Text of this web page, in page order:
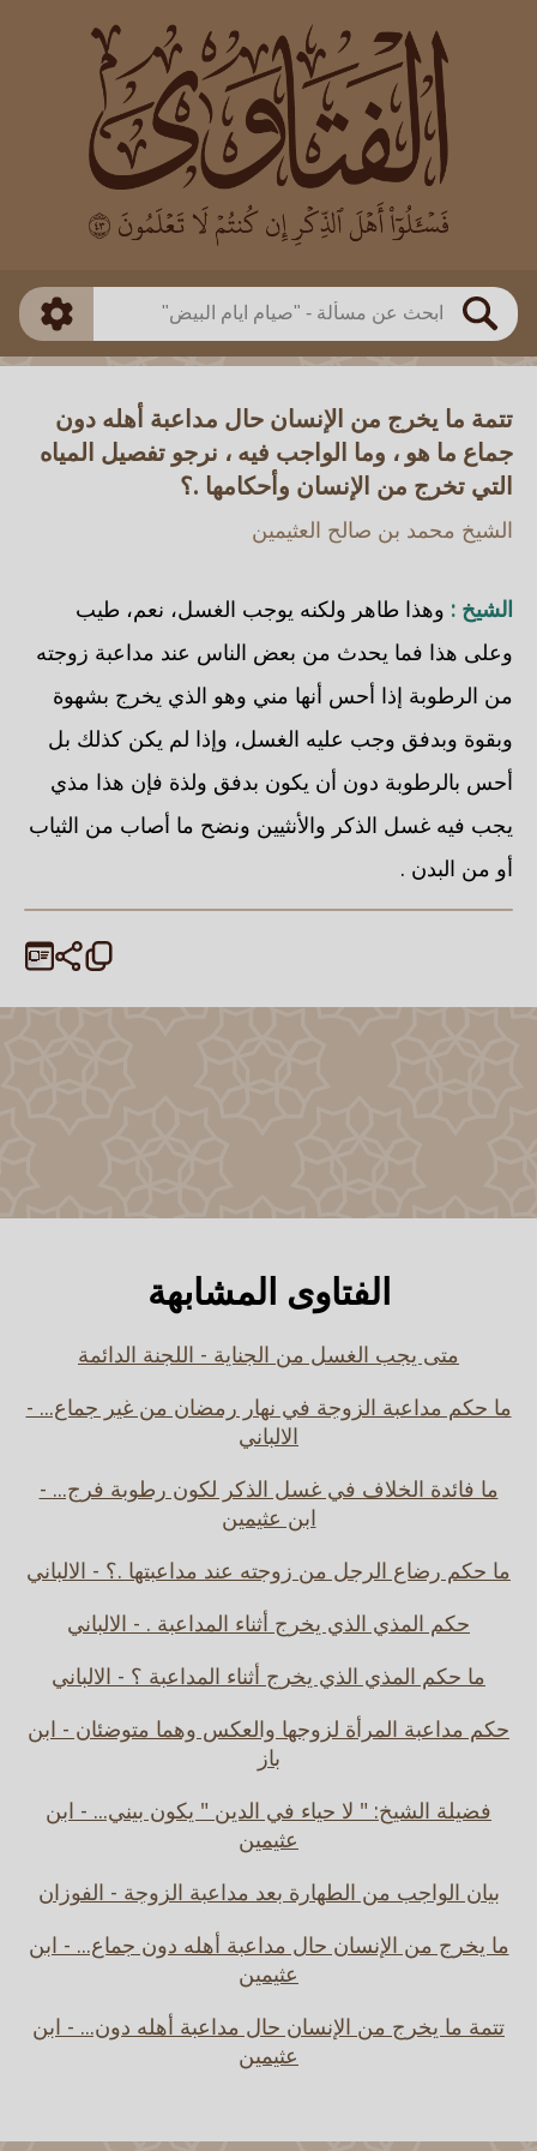
بحث
العالم
بن باز
بن العثيمين
اللجنة الدائمة
طريقة البحث
ذكي
تتمة ما يخرج من الإنسان حال مداعبة أهله دون
جماع ما هو ، وما الواجب فيه ، نرجو تفصيل المياه
التي تخرج من الإنسان وأحكامها .؟
الشيخ محمد بن صالح العثيمين
الشيخ : وهذا طاهر ولكنه يوجب الغسل، نعم، طيب
وعلى هذا فما يحدث من بعض الناس عند مداعبة زوجته
من الرطوبة إذا أحس أنها مني وهو الذي يخرج بشهوة
وبقوة وبدفق وجب عليه الغسل، وإذا لم يكن كذلك بل
أحس بالرطوبة دون أن يكون بدفق ولذة فإن هذا مذي
يجب فيه غسل الذكر والأنثيين ونضح ما أصاب من الثياب
أو من البدن .
الفتاوى المشابهة
متى يجب الغسل من الجناية - اللجنة الدائمة
ما حكم مداعبة الزوجة في نهار رمضان من غير جماع... -
الالباني
ما فائدة الخلاف في غسل الذكر لكون رطوبة فرج... -
ابن عثيمين
ما حكم رضاع الرجل من زوجته عند مداعبتها .؟ - الالباني
حكم المذي الذي يخرج أثناء المداعبة . - الالباني
ما حكم المذي الذي يخرج أثناء المداعبة ؟ - الالباني
حكم مداعبة المرأة لزوجها والعكس وهما متوضئان - ابن
باز
فضيلة الشيخ: " لا حياء في الدين " يكون بيني... - ابن
عثيمين
بيان الواجب من الطهارة بعد مداعبة الزوجة - الفوزان
ما يخرج من الإنسان حال مداعبة أهله دون جماع... - ابن
عثيمين
تتمة ما يخرج من الإنسان حال مداعبة أهله دون... - ابن
عثيمين